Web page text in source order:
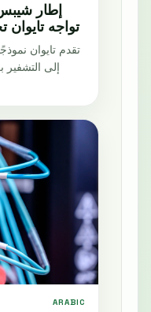
إطار
تواجه
تقدم تايوان
إلى
ARABIC